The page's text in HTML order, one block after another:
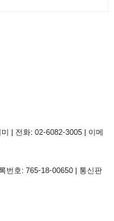
| 전화: 02-6082-3005 | 이메
번호: 765-18-00650 | 통신판